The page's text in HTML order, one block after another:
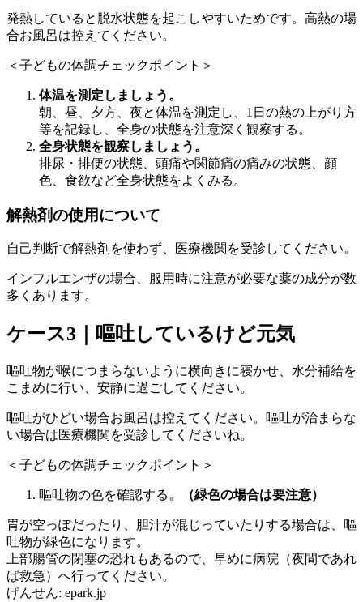
発熱していると脱水状態を起こしやすいためです。高熱の場
合お風呂は控えてください。
＜子どもの体調チェックポイント＞
体温を測定しましょう。
朝、昼、夕方、夜と体温を測定し、1日の熱の上がり方
等を記録し、全身の状態を注意深く観察する。
全身状態を観察しましょう。
排尿・排便の状態、頭痛や関節痛の痛みの状態、顔
色、食欲など全身状態をよくみる。
解熱剤の使用について
自己判断で解熱剤を使わず、医療機関を受診してください。
インフルエンザの場合、服用時に注意が必要な薬の成分が数
多くあります。
ケース3｜嘔吐しているけど元気
嘔吐物が喉につまらないように横向きに寝かせ、水分補給を
こまめに行い、安静に過ごしてください。
嘔吐がひどい場合お風呂は控えてください。嘔吐が治まらな
い場合は医療機関を受診してくださいね。
＜子どもの体調チェックポイント＞
嘔吐物の色を確認する。 （緑色の場合は要注意）
胃が空っぽだったり、胆汁が混じっていたりする場合は、嘔
吐物が緑色になります。
上部腸管の閉塞の恐れもあるので、早めに病院（夜間であれ
ば救急）へ行ってください。
げんせん: epark.jp